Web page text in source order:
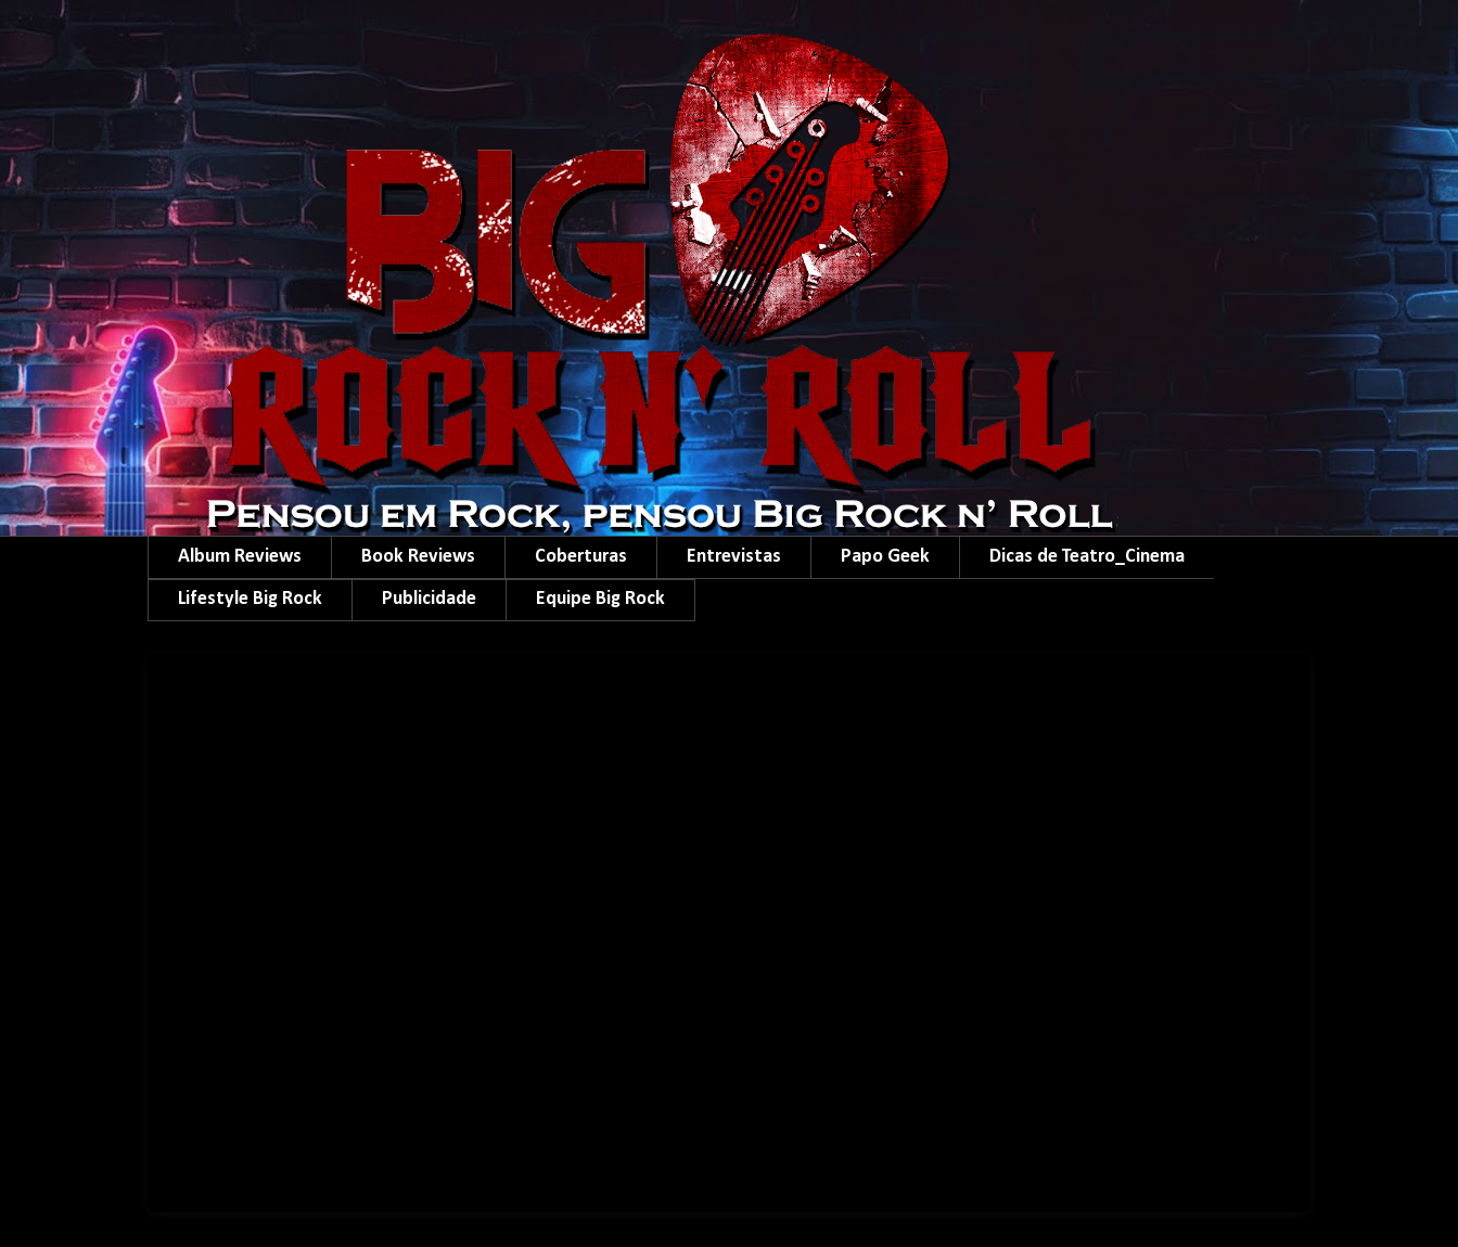
Album Reviews Book Reviews Coberturas Entrevistas Papo Geek Dicas de Teatro_Cinema
Lifestyle Big Rock Publicidade Equipe Big Rock